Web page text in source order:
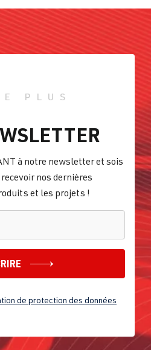
PLUS
à notre newsletter et sois
nos dernières
et les projets !
de protection des données